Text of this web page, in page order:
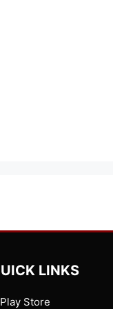
LINKS
Play Store